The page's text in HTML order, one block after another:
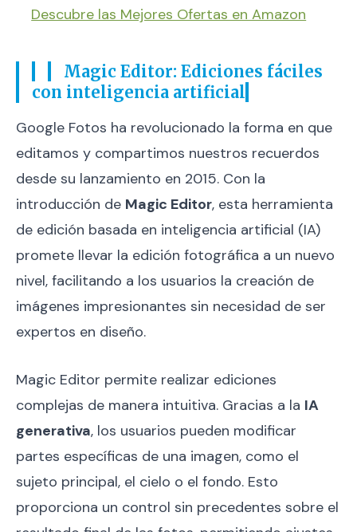
Descubre las Mejores Ofertas en Amazon
Magic Editor: Ediciones fáciles
con inteligencia artificial
Google Fotos ha revolucionado la forma en que
editamos y compartimos nuestros recuerdos
desde su lanzamiento en 2015. Con la
introducción de Magic Editor, esta herramienta
de edición basada en inteligencia artificial (IA)
promete llevar la edición fotográfica a un nuevo
nivel, facilitando a los usuarios la creación de
imágenes impresionantes sin necesidad de ser
expertos en diseño.
Magic Editor permite realizar ediciones
complejas de manera intuitiva. Gracias a la IA
generativa, los usuarios pueden modificar
partes específicas de una imagen, como el
sujeto principal, el cielo o el fondo. Esto
proporciona un control sin precedentes sobre el